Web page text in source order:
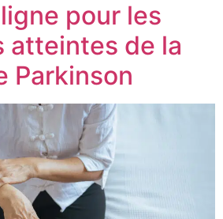
pour les
atteintes de la
Parkinson